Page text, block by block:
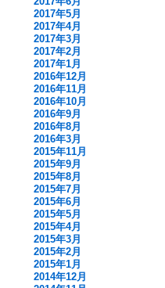
2017年5月
2017年4月
2017年3月
2017年2月
2017年1月
2016年12月
2016年11月
2016年10月
2016年9月
2016年8月
2016年3月
2015年11月
2015年9月
2015年8月
2015年7月
2015年6月
2015年5月
2015年4月
2015年3月
2015年2月
2015年1月
2014年12月